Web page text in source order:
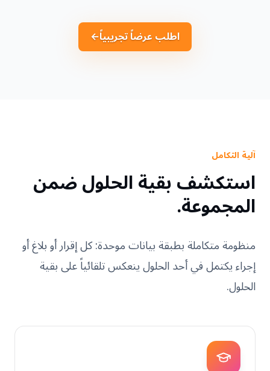
اطلب عرضاً تجريبياً←
آلية التكامل
استكشف بقية الحلول ضمن
المجموعة.
منظومة متكاملة بطبقة بيانات موحدة: كل إقرار أو بلاغ أو
إجراء يكتمل في أحد الحلول ينعكس تلقائياً على بقية
الحلول.